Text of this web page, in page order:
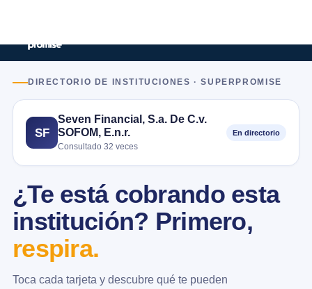
DIRECTORIO DE INSTITUCIONES · SUPERPROMISE
SF
Seven Financial, S.a. De C.v.
SOFOM, E.n.r.
Consultado 32 veces
En directorio
¿Te está cobrando esta
institución? Primero,
respira.
Toca cada tarjeta y descubre qué te pueden